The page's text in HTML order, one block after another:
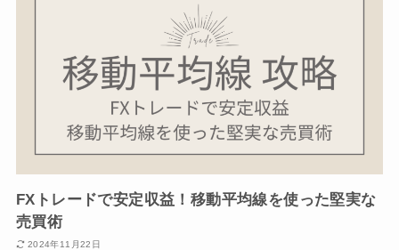
FXトレードで安定収益！移動平均線を使った堅実な
売買術
2024年11月22日